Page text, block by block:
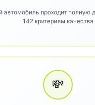
автомобиль проходит полную
142 критериям качества
💸